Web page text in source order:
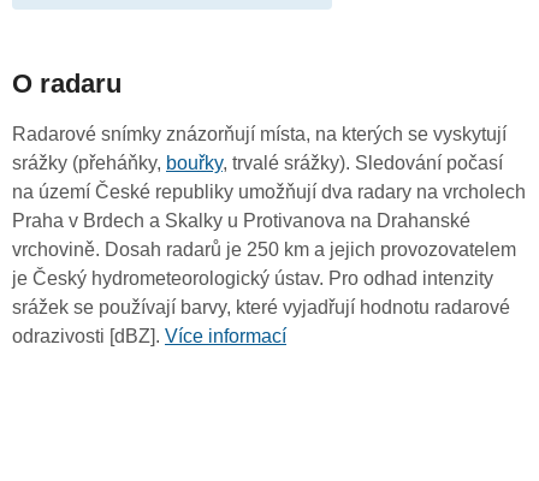
O radaru
Radarové snímky znázorňují místa, na kterých se vyskytují
srážky (přeháňky, bouřky, trvalé srážky). Sledování počasí
na území České republiky umožňují dva radary na vrcholech
Praha v Brdech a Skalky u Protivanova na Drahanské
vrchovině. Dosah radarů je 250 km a jejich provozovatelem
je Český hydrometeorologický ústav. Pro odhad intenzity
srážek se používají barvy, které vyjadřují hodnotu radarové
odrazivosti [dBZ]. Více informací